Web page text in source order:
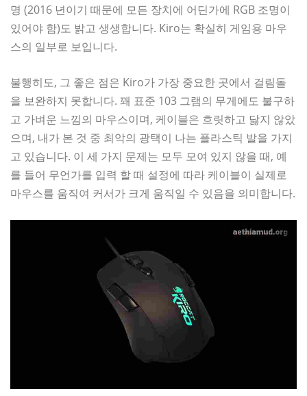
명 (2016 년이기 때문에 모든 장치에 어딘가에 RGB 조명이
있어야 함)도 밝고 생생합니다. Kiro는 확실히 게임용 마우
스의 일부로 보입니다.
불행히도, 그 좋은 점은 Kiro가 가장 중요한 곳에서 걸림돌
을 보완하지 못합니다. 꽤 표준 103 그램의 무게에도 불구하
고 가벼운 느낌의 마우스이며, 케이블은 흐릿하고 닳지 않았
으며, 내가 본 것 중 최악의 광택이 나는 플라스틱 발을 가지
고 있습니다. 이 세 가지 문제는 모두 모여 있지 않을 때, 예
를 들어 무언가를 입력 할 때 설정에 따라 케이블이 실제로
마우스를 움직여 커서가 크게 움직일 수 있음을 의미합니다.